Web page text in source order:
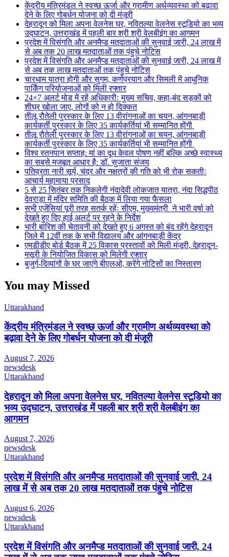
केंद्रीय मंत्रिमंडल ने स्वच्छ ऊर्जा और ग्रामीण अर्थव्यवस्था को बढ़ावा
देने के लिए गोबर्धन योजना को दी मंजूरी
देहरादून को मिला अपना वेलनेस घर, नवितल्या वेलनेस स्टूडियो का भव्य
उद्घाटन, उत्तराखंड में पहली बार श्री श्री वेलबीइंग का आगमन
प्रदेश में विसंगति और अनमैप्ड मतदाताओं की सुनवाई जारी, 24 लाख में
से अब तक 20 लाख मतदाताओं तक पंहुचे नोटिस
प्रदेश में विसंगति और अनमैप्ड मतदाताओं की सुनवाई जारी, 24 लाख में
से अब तक लाख मतदाताओं तक पंहुचे नोटिस
चारधाम यात्रा होगी और सुगम, कर्णप्रयाग और सिमली में आधुनिक
पार्किंग परियोजनाओं को मिली रफ्तार
24×7 अलर्ट मोड में रहें अधिकारीः मुख्य सचिव, कहा-बंद सड़कों को
शीघ्र खोला जाए, लोगों को न हो दिक्कत
तीलू रौतेली पुरस्कार के लिए 13 वीरांगनाओं का चयन, आंगनबाड़ी
कार्यकर्ती पुरस्कार के लिए 35 कार्यकर्तियां भी सम्मानित होंगी
तीलू रौतेली पुरस्कार के लिए 13 वीरांगनाओं का चयन, आंगनबाड़ी
कार्यकर्ती पुरस्कार के लिए 35 कार्यकर्तियां भी सम्मानित होंगी
विश्व स्तनपान सप्ताह: मां का दूध केवल पोषण नहीं बल्कि अच्छे स्वास्थ्य
का सबसे मजबूत आधार है: डॉ. सुजाता संजय
पतिव्रता नारी सूर्य, चंद्र और नक्षत्रों की गति को भी रोक सकतीः
आचार्य महामाया प्रसाद
5 से 25 सितंबर तक निकलेगी नंदादेवी लोकजात यात्रा, नंदा सिद्धपीठ
देवराड़ा में मंदिर समिति की बैठक में लिया गया फैसला
सभी एजेंसियां पूरी तरह सतर्क रहेंः सीएम, मुख्यमंत्री ने भारी वर्षा को
देखते हुए दिए हाई अलर्ट पर रहने के निर्देश
भारी बारिश की चेतावनी को देखते हुए 6 अगस्त को बंद रहेंगे देहरादून
जिले में 12वीं तक के सभी विद्यालय और आंगनबाड़ी केंद्र
एमडीडीए बोर्ड बैठक में 25 विकास प्रस्तावों को मिली मंजूरी, देहरादून-
मसूरी के नियोजित विकास को मिलेगी रफ्तार
बुजुर्ग-दिव्यांगों के घर जाएंगे बीएलओ, करेंगे नोटिसों का निस्तारण
You may Missed
Uttarakhand
केंद्रीय मंत्रिमंडल ने स्वच्छ ऊर्जा और ग्रामीण अर्थव्यवस्था को
बढ़ावा देने के लिए गोबर्धन योजना को दी मंजूरी
August 7, 2026
newsdesk
Uttarakhand
देहरादून को मिला अपना वेलनेस घर, नवितल्या वेलनेस स्टूडियो का
भव्य उद्घाटन, उत्तराखंड में पहली बार श्री श्री वेलबीइंग का
आगमन
August 7, 2026
newsdesk
Uttarakhand
प्रदेश में विसंगति और अनमैप्ड मतदाताओं की सुनवाई जारी, 24
लाख में से अब तक 20 लाख मतदाताओं तक पंहुचे नोटिस
August 6, 2026
newsdesk
Uttarakhand
प्रदेश में विसंगति और अनमैप्ड मतदाताओं की सुनवाई जारी, 24